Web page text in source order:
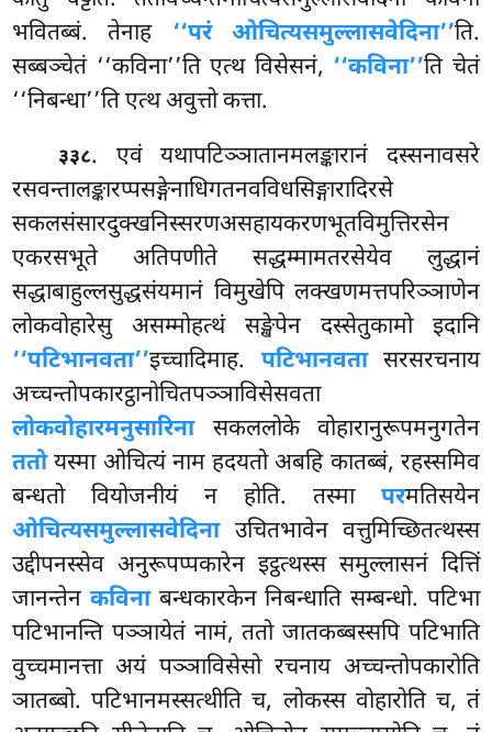
भवितब्बं. तेनाह ‘‘परं ओचित्यसमुल्लासवेदिना’’ति.
सब्बञ्चेतं ‘‘कविना’’ति एत्थ विसेसनं, ‘‘कविना’’ति चेतं
‘‘निबन्धा’’ति एत्थ अवुत्तो कत्ता.
३३८. एवं यथापटिञ्ञातानमलङ्कारानं दस्सनावसरे
रसवन्तालङ्कारप्पसङ्गेनाधिगतनवविधसिङ्गारादिरसे
सकलसंसारदुक्खनिस्सरणअसहायकरणभूतविमुत्तिरसेन
एकरसभूते अतिपणीते सद्धम्मामतरसेयेव लुद्धानं
सद्धाबाहुल्लसुद्धसंयमानं विमुखेपि लक्खणमत्तपरिञ्ञाणेन
लोकवोहारेसु असम्मोहत्थं सङ्खेपेन दस्सेतुकामो इदानि
‘‘पटिभानवता’’इच्चादिमाह. पटिभानवतासरसरचनाय
अच्चन्तोपकारट्ठानोचितपञ्ञाविसेसवता
लोकवोहारमनुसारिनासकललोके वोहारानुरूपमनुगतेन
ततोयस्मा ओचित्यं नाम हदयतो अबहि कातब्बं, रहस्समिव
बन्धतो वियोजनीयं न होति. तस्मा परमतिसयेन
ओचित्यसमुल्लासवेदिनाउचितभावेन वत्तुमिच्छितत्थस्स
उद्दीपनस्सेव अनुरूपप्पकारेन इट्ठत्थस्स समुल्लासनं दित्तिं
जानन्तेन कविनाबन्धकारकेन निबन्धाति सम्बन्धो. पटिभा
पटिभानन्ति पञ्ञायेतं नामं, ततो जातकब्बस्सपि पटिभाति
वुच्चमानत्ता अयं पञ्ञाविसेसो रचनाय अच्चन्तोपकारोति
ञातब्बो. पटिभानमस्सत्थीति च, लोकस्स वोहारोति च, तं